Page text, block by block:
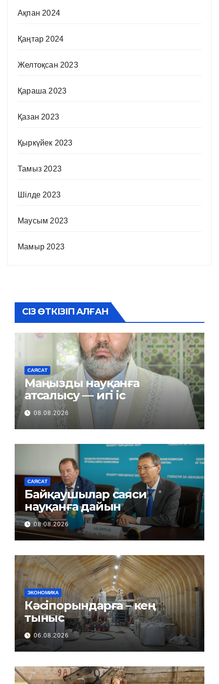
Ақпан 2024
Қаңтар 2024
Желтоқсан 2023
Қараша 2023
Қазан 2023
Қыркүйек 2023
Тамыз 2023
Шілде 2023
Маусым 2023
Мамыр 2023
СІЗ ӨТКІЗІП АЛҒАН
САЯСАТ
Маңызды науқанға
атсалысу — игі іс
08.08.2026
САЯСАТ
Байқаушылар саяси
науқанға дайын
08.08.2026
ЭКОНОМИКА
Кәсіпорындарға – кең
тыныс
06.08.2026